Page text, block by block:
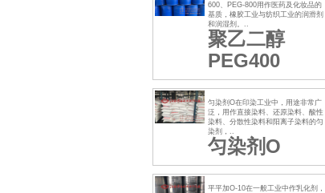
600、PEG-800用作医药及化妆品的
基质，橡胶工业与纺织工业的润滑剂
和润湿剂。..
聚乙二醇
PEG400
匀染剂O在印染工业中，用途非常广
泛，用作直接染料、还原染料、酸性
染料、分散性染料和阳离子染料的匀
染剂，..
匀染剂O
平平加O-10在一般工业中作乳化剂，